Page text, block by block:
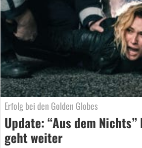
Erfolg bei den Golden Globes
Update: “Aus dem
geht weiter